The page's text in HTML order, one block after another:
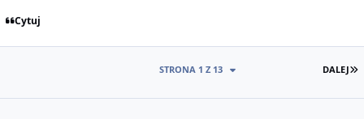
Cytuj
DALEJ
STRONA 1 Z 13